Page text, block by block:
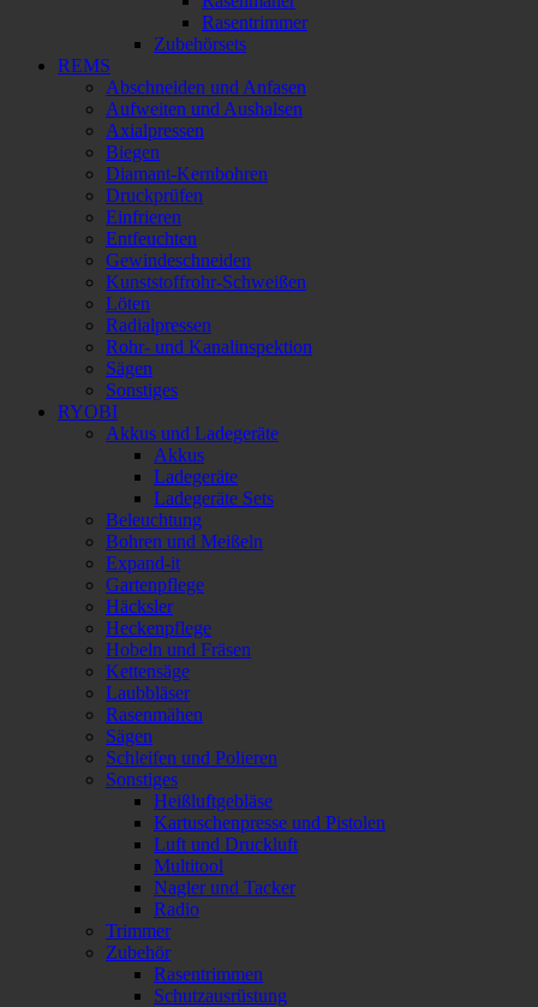
Rasentrimmer
Zubehörsets
REMS
Abschneiden und Anfasen
Aufweiten und Aushalsen
Axialpressen
Biegen
Diamant-Kernbohren
Druckprüfen
Einfrieren
Entfeuchten
Gewindeschneiden
Kunststoffrohr-Schweißen
Löten
Radialpressen
Rohr- und Kanalinspektion
Sägen
Sonstiges
RYOBI
Akkus und Ladegeräte
Akkus
Ladegeräte
Ladegeräte Sets
Beleuchtung
Bohren und Meißeln
Expand-it
Gartenpflege
Häcksler
Heckenpflege
Hobeln und Fräsen
Kettensäge
Laubbläser
Rasenmähen
Sägen
Schleifen und Polieren
Sonstiges
Heißluftgebläse
Kartuschenpresse und Pistolen
Luft und Druckluft
Multitool
Nagler und Tacker
Radio
Trimmer
Zubehör
Rasentrimmen
Schutzausrüstung